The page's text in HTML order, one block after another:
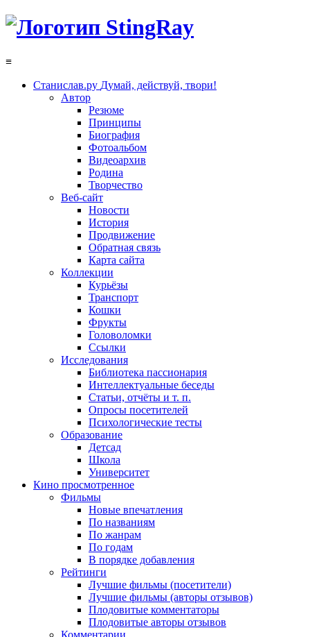
≡
Станислав.ру Думай, действуй, твори!
Автор
Резюме
Принципы
Биография
Фотоальбом
Видеоархив
Родина
Творчество
Веб-сайт
Новости
История
Продвижение
Обратная связь
Карта сайта
Коллекции
Курьёзы
Транспорт
Кошки
Фрукты
Головоломки
Ссылки
Исследования
Библиотека пассионария
Интеллектуальные беседы
Статьи, отчёты и т. п.
Опросы посетителей
Психологические тесты
Образование
Детсад
Школа
Университет
Кино просмотренное
Фильмы
Новые впечатления
По названиям
По жанрам
По годам
В порядке добавления
Рейтинги
Лучшие фильмы (посетители)
Лучшие фильмы (авторы отзывов)
Плодовитые комментаторы
Плодовитые авторы отзывов
Комментарии